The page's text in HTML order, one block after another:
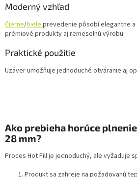
Moderný vzhľad
Čierne/biele prevedenie pôsobí elegantne
prémiové produkty aj remeselnú výrobu.
Praktické použitie
Uzáver umožňuje jednoduché otváranie aj
Ako prebieha horúce
28 mm?
Proces Hot Fill je jednoduchý, ale vyžaduje
Produkt sa zahreje na požadovanú